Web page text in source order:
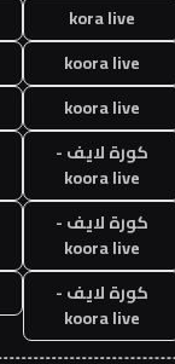
kora live
koora live
koora live
كورة لايف -
koora live
كورة لايف -
koora live
كورة لايف -
koora live